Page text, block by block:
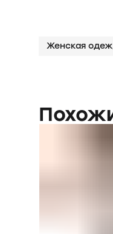
Женская